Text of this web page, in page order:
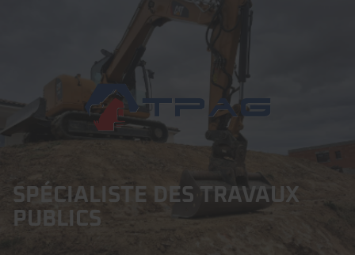
SPÉCIALISTE DES TRAVAUX
PUBLICS